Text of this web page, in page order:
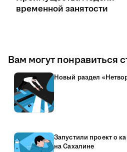
временной занятости
Вам могут понравиться
Новый раздел
Запустили проект о
на Сахалине